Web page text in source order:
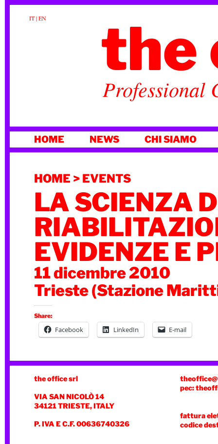
IT|EN the
Professional
AL
HOME NEWS CHI SIAMO
HOME > EVENTS
LA SCIENZA
EVIDENZE E
11 dicembre 2010
Trieste (Stazione
Share:
Facebook LinkedIn E-mail
the office srl
VIA SAN NICOLÒ 14
34121 TRIESTE, ITALY
P. IVA E C.F. 00636740326
pec:
fattura
codice